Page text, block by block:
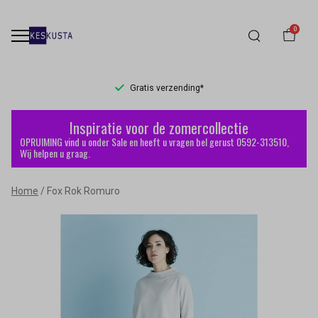
0
Gratis verzending*
Fox
Rok
Romuro
Inspiratie voor de zomercollectie
OPRUIMING vind u onder Sale en heeft u vragen bel gerust 0592-313510,
Wij helpen u graag.
Home Fox Rok Romuro